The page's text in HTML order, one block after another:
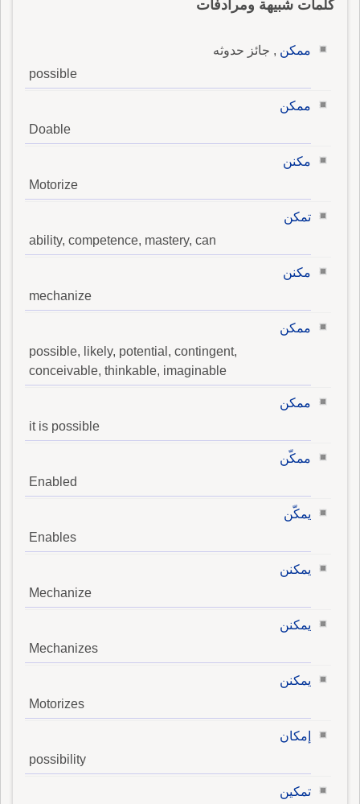
كلمات شبيهة ومرادفات
ممكن , جائز حدوثه
possible
ممكن
Doable
مكنن
Motorize
تمكن
ability, competence, mastery, can
مكنن
mechanize
ممكن
possible, likely, potential, contingent,
conceivable, thinkable, imaginable
ممكن
it is possible
ممكّن
Enabled
يمكّن
Enables
يمكنن
Mechanize
يمكنن
Mechanizes
يمكنن
Motorizes
إمكان
possibility
تمكين